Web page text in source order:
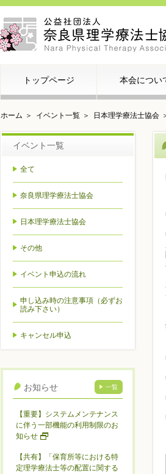
トップページ 本会につい
ホーム イベント一覧 日本理学療法士協会
イベント一覧
全て
奈良県理学療法士協会
日本理学療法士協会
その他
イベント申込の流れ
申し込み時の注意事項（必ずお
読み下さい）
キャンセル申込
お知らせ 一覧
【重要】システムメンテナンス
に伴う一部機能の利用制限のお
知らせ
【共有】「保育所等における特
定理学療法士等の配置に関する